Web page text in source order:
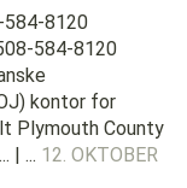
8120
584-8120
kontor for
Plymouth County
| ... 12. OKTOBER